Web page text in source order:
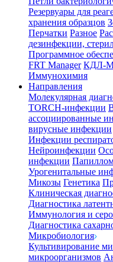
Резервуары для
хранения образцов
Перчатки Разное
дезинфекции,
Программное
FRT Manager КДЛ-
Иммунохимия
Направления
Молекулярная
TORCH-инфекции
ассоциированные
вирусные инфекции
Инфекции
Нейроинфекции
инфекции
Урогенитальные
Микозы Генетика
Клиническая
Диагностика
Иммунология и
Диагностика
Микробиология
Культивирование
микроорганизмов